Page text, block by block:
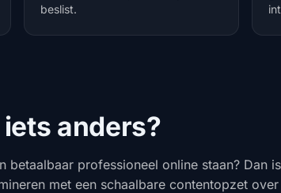
beslist.
anders?
betaalbaar professioneel online staan? Dan is
met een schaalbare contentopzet